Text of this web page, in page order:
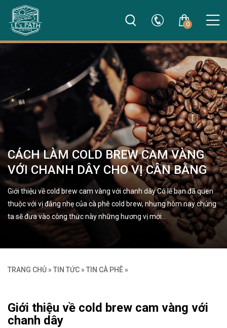
0
CÁCH LÀM COLD BREW CAM VÀNG
VỚI CHANH DÂY CHO VỊ CÂN BẰNG
Giới thiệu về cold brew cam vàng với chanh dây Có lẽ bạn đã quen
thuộc với vị đắng nhẹ của cà phê cold brew, nhưng hôm nay chúng
ta sẽ đưa vào công thức này những hương vị mới…
TRANG CHỦ » TIN TỨC » TIN CÀ PHÊ »
Giới thiệu về cold brew cam vàng với
chanh dây